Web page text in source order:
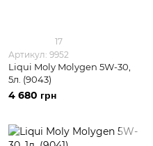
17
Артикул: 9952
Liqui Moly Molygen 5W-30,
5л. (9043)
4 680 грн